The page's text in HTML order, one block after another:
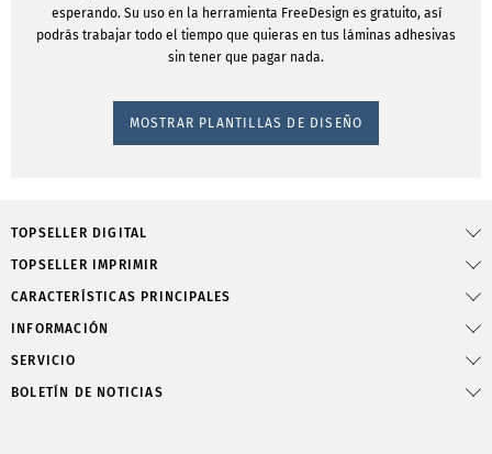
esperando. Su uso en la herramienta FreeDesign es gratuito, así
podrás trabajar todo el tiempo que quieras en tus láminas adhesivas
sin tener que pagar nada.
MOSTRAR PLANTILLAS DE DISEÑO
TOPSELLER DIGITAL
TOPSELLER IMPRIMIR
CARACTERÍSTICAS PRINCIPALES
INFORMACIÓN
SERVICIO
BOLETÍN DE NOTICIAS